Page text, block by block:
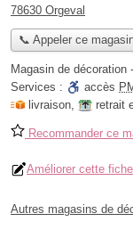
78630 Orgeval
📞 Appeler ce
Magasin de décoration -
Services :
accès
livraison, retrait
Recommander ce
Améliorer cette fiche
Autres magasins de